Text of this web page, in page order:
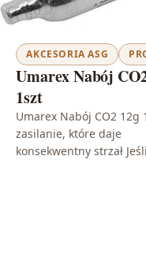
AKCESORIA ASG
Umarex Nabój
1szt
Umarex Nabój CO2 12g
zasilanie, które daje
konsekwentny strzał